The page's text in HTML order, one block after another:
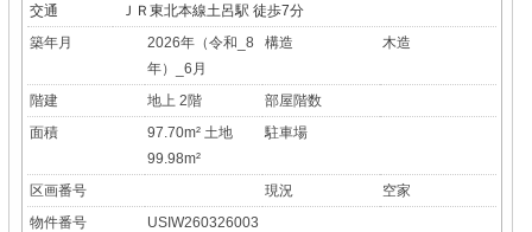
交通
ＪＲ東北本線土呂駅 徒歩7分
築年月
2026年（令和_8
年）_6月
構造 木造
階建 地上 2階
部屋階数
面積
97.70m² 土地
99.98m²
駐車場
区画番号 現況
空家
物件番号
USIW260326003